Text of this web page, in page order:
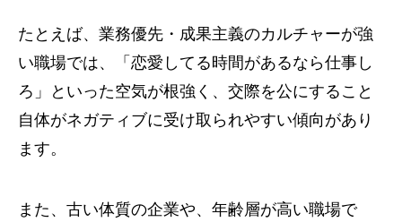
たとえば、業務優先・成果主義のカルチャーが強
い職場では、「恋愛してる時間があるなら仕事し
ろ」といった空気が根強く、交際を公にすること
自体がネガティブに受け取られやすい傾向があり
ます。
また、古い体質の企業や、年齢層が高い職場で